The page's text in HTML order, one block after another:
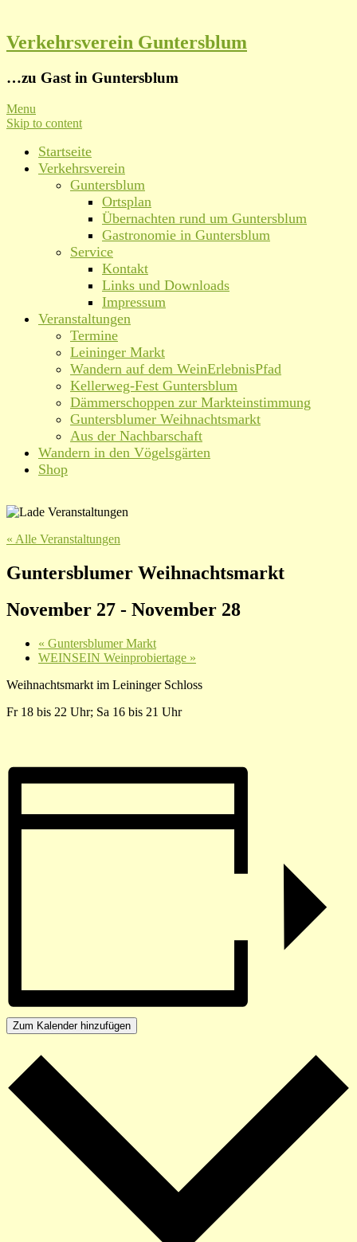
Verkehrsverein Guntersblum
…zu Gast in Guntersblum
Menu
Skip to content
Startseite
Verkehrsverein
Guntersblum
Ortsplan
Übernachten rund um Guntersblum
Gastronomie in Guntersblum
Service
Kontakt
Links und Downloads
Impressum
Veranstaltungen
Termine
Leininger Markt
Wandern auf dem WeinErlebnisPfad
Kellerweg-Fest Guntersblum
Dämmerschoppen zur Markteinstimmung
Guntersblumer Weihnachtsmarkt
Aus der Nachbarschaft
Wandern in den Vögelsgärten
Shop
« Alle Veranstaltungen
Guntersblumer Weihnachtsmarkt
November 27 - November 28
« Guntersblumer Markt
WEINSEIN Weinprobiertage »
Weihnachtsmarkt im Leininger Schloss
Fr 18 bis 22 Uhr; Sa 16 bis 21 Uhr
Zum Kalender hinzufügen